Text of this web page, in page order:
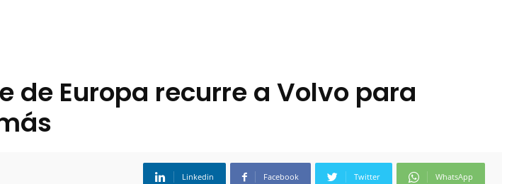
Europa recurre a Volvo para
Linkedin Facebook Twitter WhatsApp